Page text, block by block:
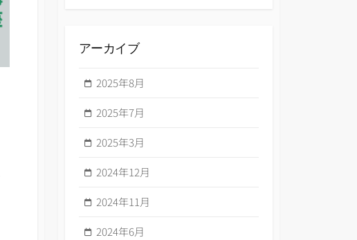
アーカイブ
2025年8月
2025年7月
2025年3月
2024年12月
2024年11月
2024年6月